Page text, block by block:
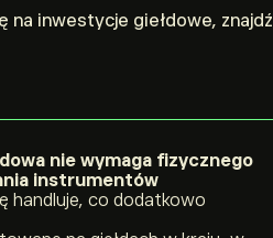
na inwestycje giełdowe, znajdź
nie wymaga fizycznego
instrumentów
handluje, co dodatkowo